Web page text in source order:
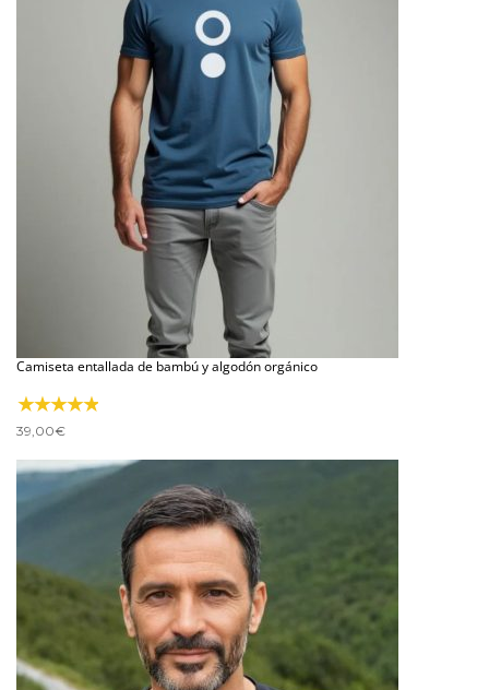
Camiseta entallada de bambú y algodón orgánico
39,00€